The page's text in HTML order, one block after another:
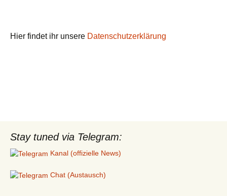
Hier findet ihr unsere Datenschutzerklärung
Stay tuned via Telegram:
Kanal (offizielle News)
Chat (Austausch)